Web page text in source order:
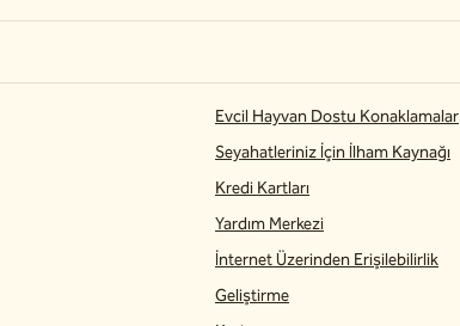
Evcil Hayvan Dostu Konaklamalar
Seyahatleriniz İçin İlham Kaynağı
Kredi Kartları
Yardım Merkezi
İnternet Üzerinden Erişilebilirlik
Geliştirme